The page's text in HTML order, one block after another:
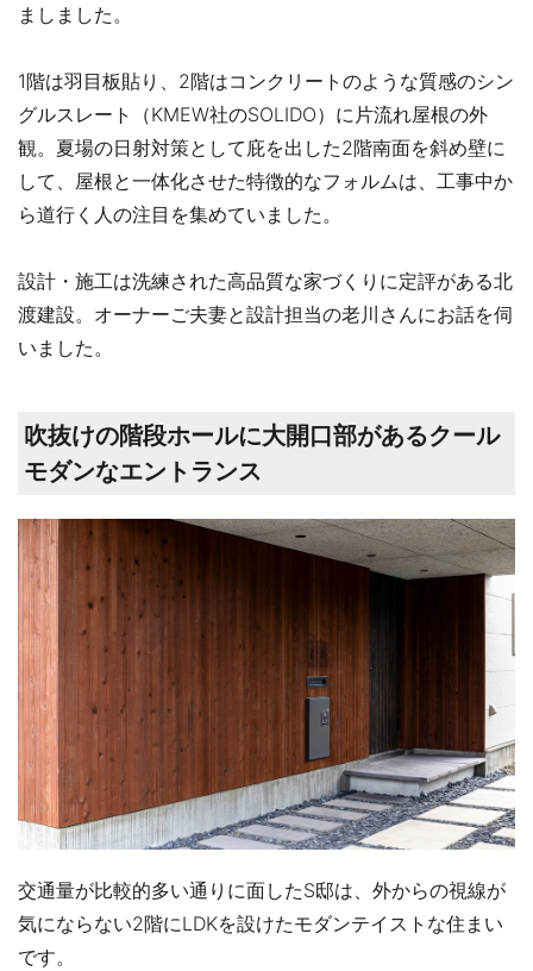
ましました。
1階は羽目板貼り、2階はコンクリートのような質感のシン
グルスレート（KMEW社のSOLIDO）に片流れ屋根の外
観。夏場の日射対策として庇を出した2階南面を斜め壁に
して、屋根と一体化させた特徴的なフォルムは、工事中か
ら道行く人の注目を集めていました。
設計・施工は洗練された高品質な家づくりに定評がある北
渡建設。オーナーご夫妻と設計担当の老川さんにお話を伺
いました。
吹抜けの階段ホールに大開口部があるクール
モダンなエントランス
交通量が比較的多い通りに面したS邸は、外からの視線が
気にならない2階にLDKを設けたモダンテイストな住まい
です。